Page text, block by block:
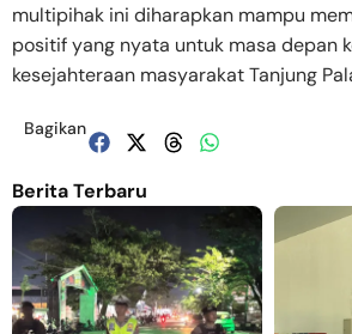
multipihak ini diharapkan mampu
positif yang nyata untuk masa depan
kesejahteraan masyarakat Tanjung
Bagikan
Berita Terbaru